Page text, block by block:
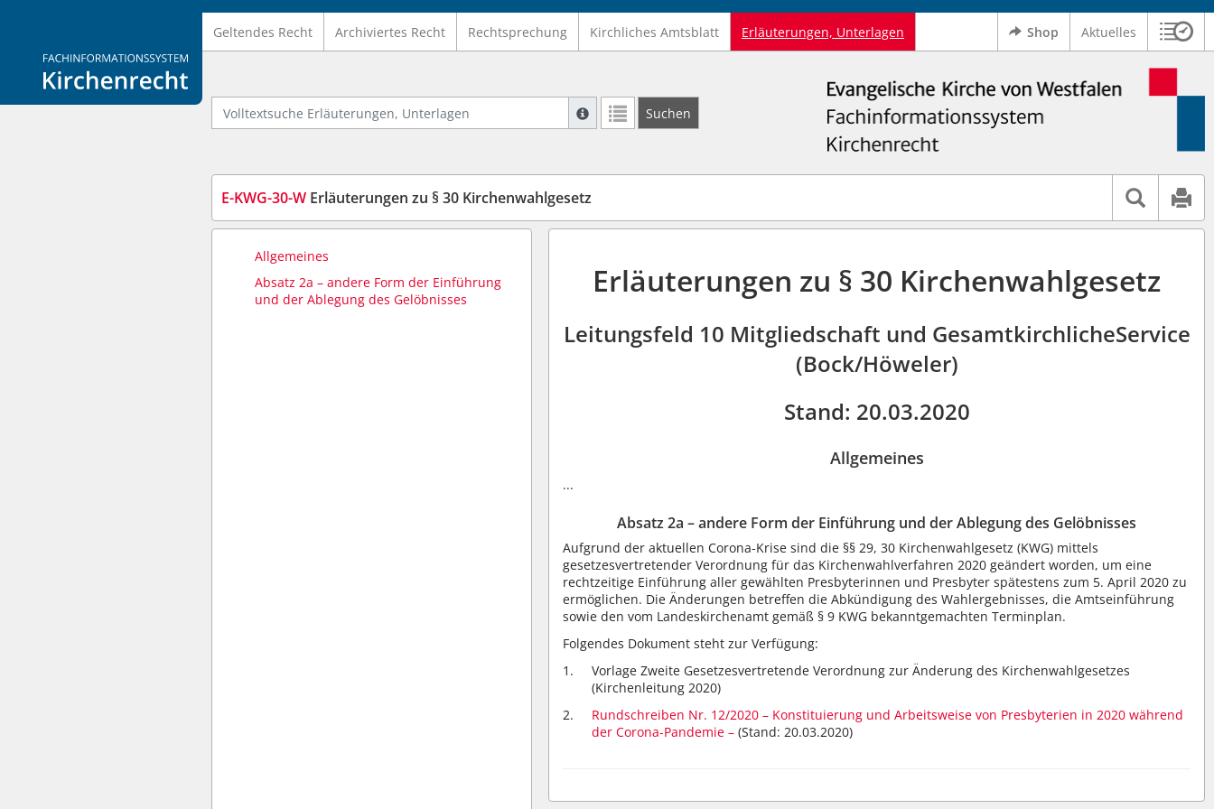
Logo Fachinformationssystem Kirchenrecht
Geltendes Recht Archiviertes Recht Rechtsprechung Kirchliches Amtsblatt Erläuterungen, Unterlagen Shop Aktuelles
Volltextsuche Erläuterungen, Unterlagen
Suche mit Platzhalter "*", Bsp. Pfarrer*, findet auch: "Pfarrerinitiative" oder "Pfarrerausschuss".
Weitere Suchoperatoren finden Sie in unserer Hilfe.
Suchen
E-KWG-30-W Erläuterungen zu § 30 Kirchenwahlgesetz
Allgemeines
Absatz 2a – andere Form der Einführung
und der Ablegung des Gelöbnisses
Erläuterungen zu § 30 Kirchenwahlgesetz
Leitungsfeld 10 Mitgliedschaft und GesamtkirchlicheService
(Bock/Höweler)
Stand: 20.03.2020
Allgemeines
...
Absatz 2a – andere Form der Einführung und der Ablegung des Gelöbnisses
Aufgrund der aktuellen Corona-Krise sind die §§ 29, 30 Kirchenwahlgesetz (KWG) mittels
gesetzesvertretender Verordnung für das Kirchenwahlverfahren 2020 geändert worden, um eine
rechtzeitige Einführung aller gewählten Presbyterinnen und Presbyter spätestens zum 5. April 2020 zu
ermöglichen. Die Änderungen betreffen die Abkündigung des Wahlergebnisses, die Amtseinführung
sowie den vom Landeskirchenamt gemäß § 9 KWG bekanntgemachten Terminplan.
Folgendes Dokument steht zur Verfügung:
Vorlage Zweite Gesetzesvertretende Verordnung zur Änderung des Kirchenwahlgesetzes
(Kirchenleitung 2020)
Rundschreiben Nr. 12/2020 – Konstituierung und Arbeitsweise von Presbyterien in 2020 während
der Corona-Pandemie – (Stand: 20.03.2020)